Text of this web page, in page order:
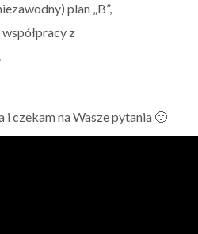
plan „B”,
z
i czekam na Wasze pytania 🙂